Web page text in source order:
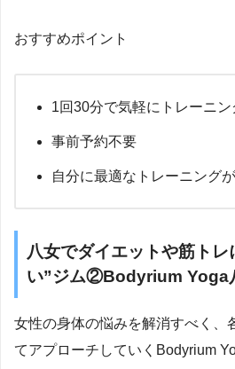
おすすめポイント
1回30分で気軽にトレーニン
事前予約不要
自分に最適なトレーニング
八女でダイエットや筋ト
い”ジム②Bodyrium Yoga
女性の身体の悩みを解消すべく、
てアプローチしていくBodyrium